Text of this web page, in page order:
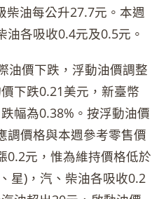
柴油每公升27.7元。本週
各吸收0.4元及0.5元。
價下跌，浮動油價調整
下跌0.21美元，新臺幣
幅為0.38%。按浮動油價
調價格與本週參考零售價
0.2元，惟為維持價格低於
星)，汽、柴油各吸收0.2